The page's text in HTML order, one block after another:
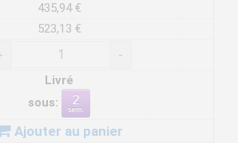
435,94 €
523,13 €
-
Livré
sous:
Ajouter au panier